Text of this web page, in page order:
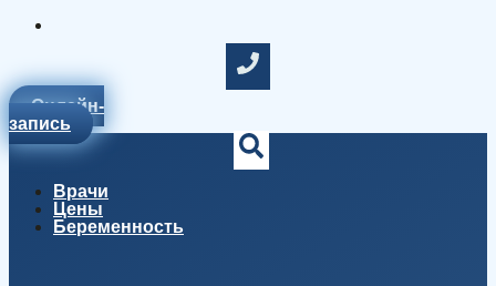
Онлайн-
запись
Врачи
Цены
Беременность